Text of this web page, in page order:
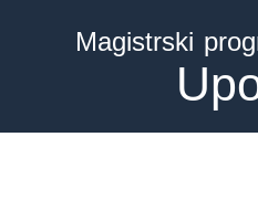
Magistrski